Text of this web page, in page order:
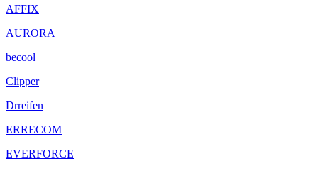
AFFIX
AURORA
becool
Clipper
Drreifen
ERRECOM
EVERFORCE